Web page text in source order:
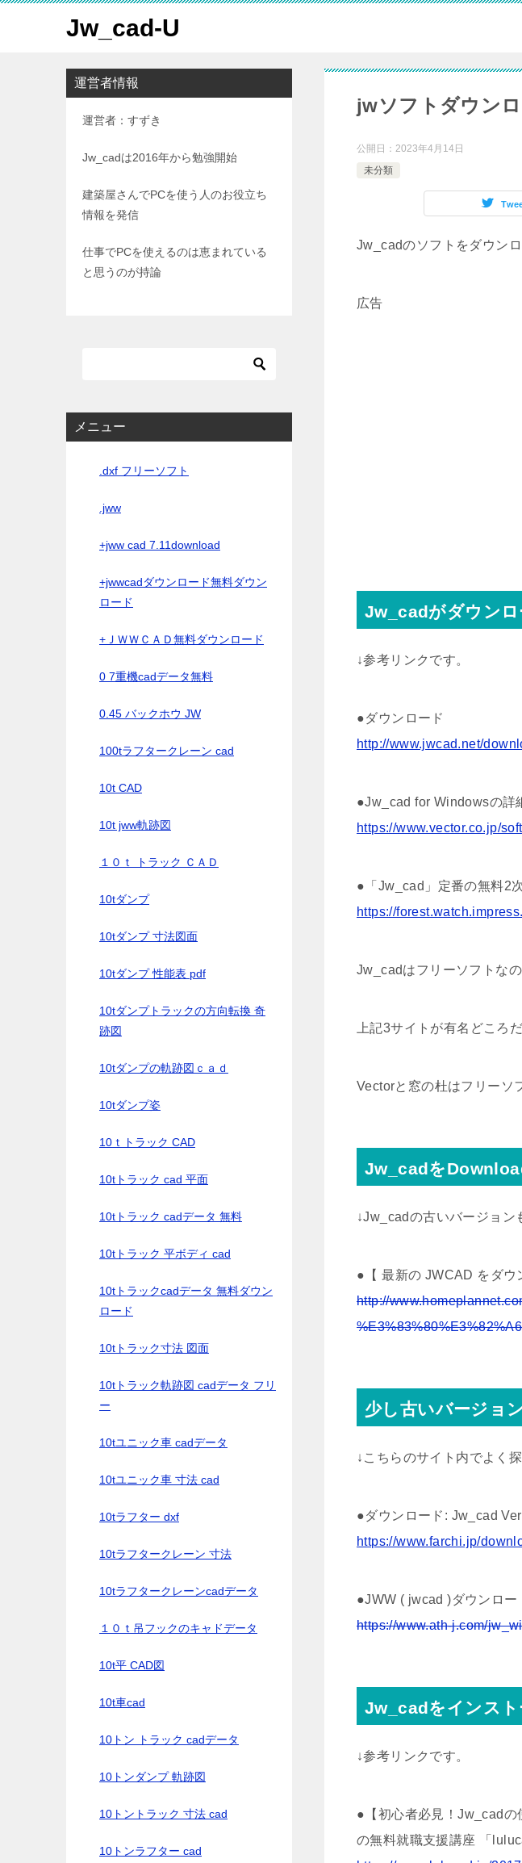
Jw_cad-U
jwソフトダウン
公開日： 2023年4月14日
未分類
Jw_cadのソフトをダウン
広告
Jw_cadがダウンロ
↓参考リンクです。
●ダウンロード
http://www.jwcad.net/
●Jw_cad for Windowsの詳
https://www.vector.co.jp/
●「Jw_cad」定番の無料2
https://
Jw_cadはフリーソフトな
上記3サイトが有名どころ
Vectorと窓の杜はフリーソ
Jw_cadを
↓Jw_cadの古いバージョン
●【 最新の JWCAD をダウ
http://
少し古いバージョ
↓こちらのサイト内でよく
●ダウンロード: Jw_cad
https://www.farchi.jp/
●JWW ( jwcad )ダウンロー
https://www.ath-j.com/
Jw_cadをインス
↓参考リンクです。
●【初心者必見！Jw_cadの
の無料就職支援講座 「
運営者情報
運営者：すずき
Jw_cadは2016年から勉強開始
建築屋さんでPCを使う人のお役立ち
情報を発信
仕事でPCを使えるのは恵まれている
と思うのが持論
メニュー
.dxf フリーソフト
.jww
+jww cad 7.11download
+jwwcadダウンロード無料ダウン
ロード
+ＪＷＷＣＡＤ無料ダウンロード
0 7重機cadデータ無料
0.45 バックホウ JW
100tラフタークレーン cad
10t CAD
10t jww軌跡図
１０ｔ トラック ＣＡＤ
10tダンプ
10tダンプ 寸法図面
10tダンプ 性能表 pdf
10tダンプトラックの方向転換 奇
跡図
10tダンプの軌跡図ｃａｄ
10tダンプ姿
10ｔトラック CAD
10tトラック cad 平面
10tトラック cadデータ 無料
10tトラック 平ボディ cad
10tトラックcadデータ 無料ダウン
ロード
10tトラック寸法 図面
10tトラック軌跡図 cadデータ フリ
ー
10tユニック車 cadデータ
10tユニック車 寸法 cad
10tラフター dxf
10tラフタークレーン 寸法
10tラフタークレーンcadデータ
１０ｔ吊フックのキャドデータ
10t平 CAD図
10t車cad
10トン トラック cadデータ
10トンダンプ 軌跡図
10トントラック 寸法 cad
10トンラフター cad